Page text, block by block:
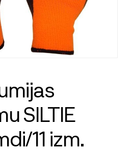
SILTIE
11 izm.